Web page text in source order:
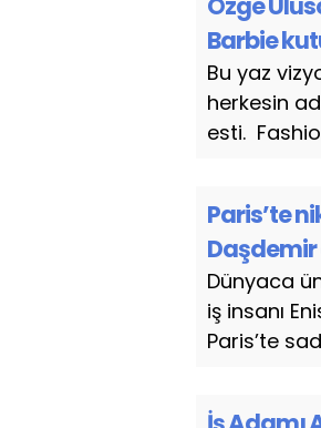
Barbie
Bu yaz
herkesin
esti.
Paris’te
Dünyaca
iş insanı
Paris’te